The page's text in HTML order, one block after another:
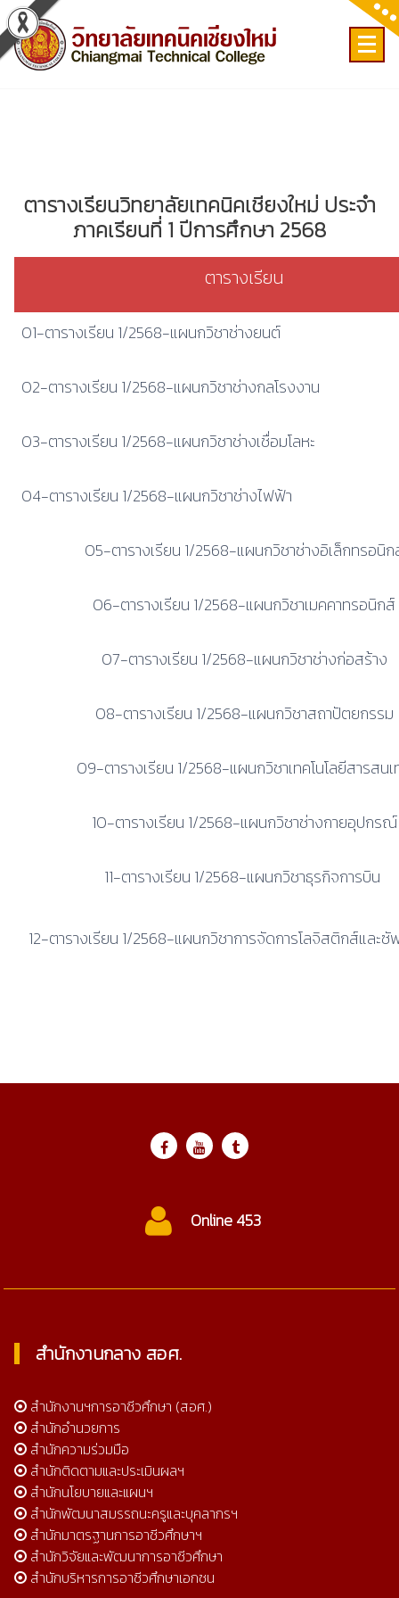
Skip
to
content
ตารางเรียนวิทยาลัยเทคนิคเชียงใหม่ ประจำ
ภาคเรียนที่ 1 ปีการศึกษา 2568
ตารางเรียน
01-ตารางเรียน 1/2568-แผนกวิชาช่างยนต์
02-ตารางเรียน 1/2568-แผนกวิชาช่างกลโรงงาน
03-ตารางเรียน 1/2568-แผนกวิชาช่างเชื่อมโลหะ
04-ตารางเรียน 1/2568-แผนกวิชาช่างไฟฟ้า
05-ตารางเรียน 1/2568-แผนกวิชาช่างอิเล็กทรอนิ
06-ตารางเรียน 1/2568-แผนกวิชาเมคคาทรอนิกส์
07-ตารางเรียน 1/2568-แผนกวิชาช่างก่อสร้าง
08-ตารางเรียน 1/2568-แผนกวิชาสถาปัตยกรรม
09-ตารางเรียน 1/2568-แผนกวิชาเทคโนโลยีสารสน
10-ตารางเรียน 1/2568-แผนกวิชาช่างกายอุปกรณ์
11-ตารางเรียน 1/2568-แผนกวิชาธุรกิจการบิน
12-ตารางเรียน 1/2568-แผนกวิชาการจัดการโลจิสติกส์และ
Online 453
สำนักงานกลาง สอศ.
สำนักงานฯการอาชีวศึกษา (สอศ.)
สำนักอำนวยการ
สำนักความร่วมมือ
สำนักติดตามและประเมินผลฯ
สำนักนโยบายและแผนฯ
สำนักพัฒนาสมรรถนะครูและบุคลากรฯ
สำนักมาตรฐานการอาชีวศึกษาฯ
สำนักวิจัยและพัฒนาการอาชีวศึกษา
สำนักบริหารการอาชีวศึกษาเอกชน